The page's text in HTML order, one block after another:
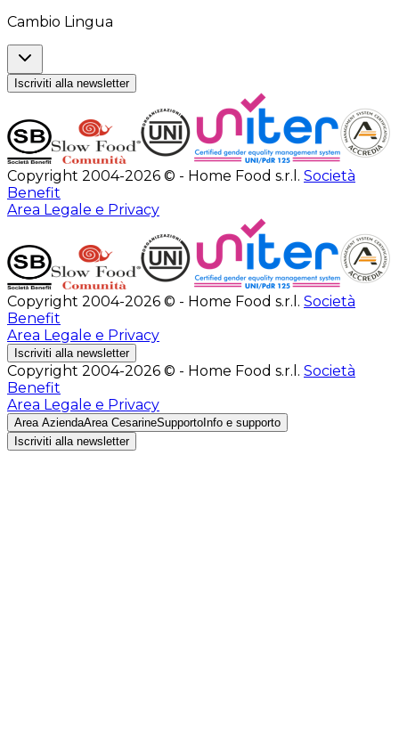
Cambio Lingua
Iscriviti alla newsletter
Copyright 2004-2026 © - Home Food s.r.l. Società
Benefit
Area Legale e Privacy
Copyright 2004-2026 © - Home Food s.r.l. Società
Benefit
Area Legale e Privacy
Iscriviti alla newsletter
Copyright 2004-2026 © - Home Food s.r.l. Società
Benefit
Area Legale e Privacy
Area AziendaArea CesarineSupporto Info e supporto
Iscriviti alla newsletter